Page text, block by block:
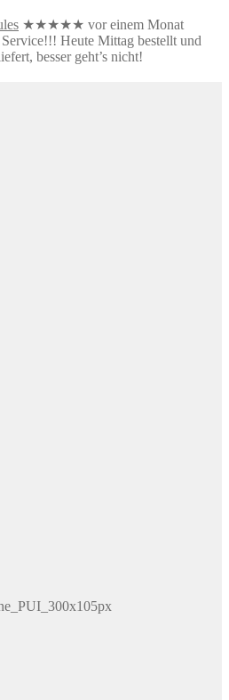
★★★★★ vor einem Monat
Heute Mittag bestellt und
besser geht’s nicht!